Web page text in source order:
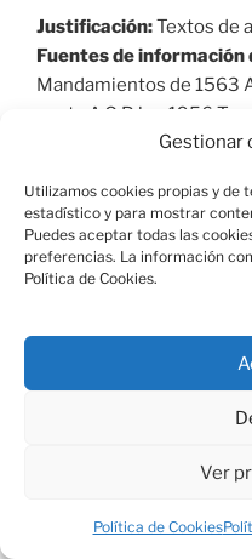
Gestionar
Utilizamos cookies propias y de
estadístico y para mostrar
Puedes aceptar todas las
preferencias. La información
Política de Cookies.
Ver
Política de Cookies
Justificación:Textos de
Fuentes de información
Mandamientos de 1563
venta A.G.P. leg 1956
Fresneda A. M.E.
San Lorenzo de El
Fuentes
Embalses y Canales¿
Monacal y cartesiano de
General de Patrimonio
Madrid y elaboración